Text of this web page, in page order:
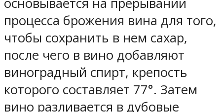
процесса брожения вина для того,
чтобы сохранить в нем сахар,
после чего в вино добавляют
виноградный спирт, крепость
которого составляет 77°. Затем
вино разливается в дубовые